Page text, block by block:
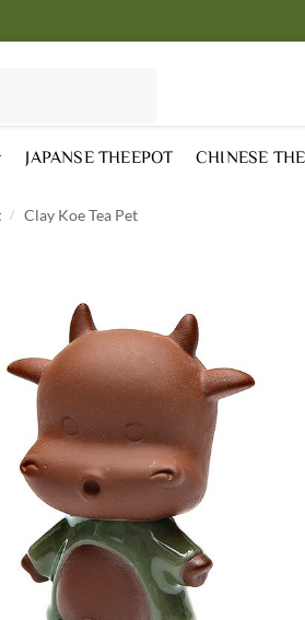
JAPANSE THEEPOT CHINESE
/ Clay Koe Tea Pet